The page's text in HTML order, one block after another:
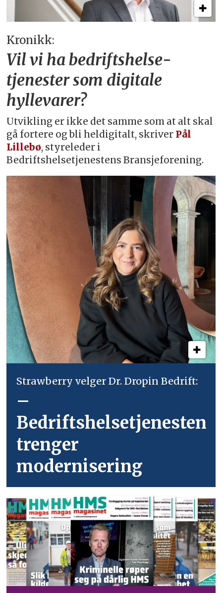
Kronikk:
Vil vi ha bedriftshelse­
tjenester som digitale
hyllevarer?
Utvikling er ikke det samme som at alt skal
gå fortere og bli heldigitalt, skriver Pål
Lillebø, styreleder i
Bedriftshelsetjenestens Bransjeforening.
Strawberry velger Dr. Dropin Bedrift:
–
Bedriftshelsetjenesten
trenger
modernisering